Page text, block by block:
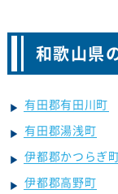
和歌山県
有田郡有田川町
有田郡湯浅町
伊都郡かつらぎ
伊都郡高野町